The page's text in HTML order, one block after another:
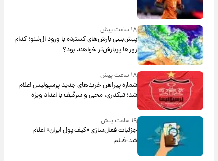
۱۸ ساعت پیش
پیش‌بینی بارش‌های گسترده با ورود ال‌نینو؛ کدام
روزها پربارش‌تر خواهند بود؟
۱۸ ساعت پیش
شماره پیراهن خریدهای جدید پرسپولیس اعلام
شد؛ تیکدری، محبی و سرگیف با اعداد ویژه
۱۹ ساعت پیش
جزئیات فعال‌سازی «کیف پول ایران» اعلام
شد+فیلم